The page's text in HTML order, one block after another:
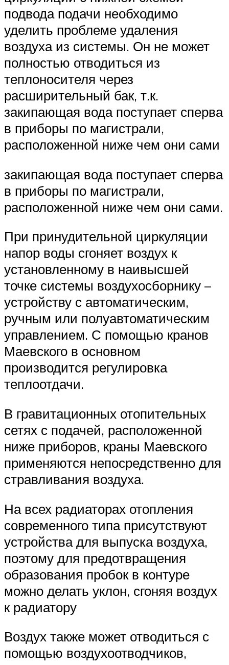
подвода подачи необходимо
уделить проблеме удаления
воздуха из системы. Он не может
полностью отводиться из
теплоносителя через
расширительный бак, т.к.
закипающая вода поступает сперва
в приборы по магистрали,
расположенной ниже чем они сами
закипающая вода поступает сперва
в приборы по магистрали,
расположенной ниже чем они сами.
При принудительной циркуляции
напор воды сгоняет воздух к
установленному в наивысшей
точке системы воздухосборнику –
устройству с автоматическим,
ручным или полуавтоматическим
управлением. С помощью кранов
Маевского в основном
производится регулировка
теплоотдачи.
В гравитационных отопительных
сетях с подачей, расположенной
ниже приборов, краны Маевского
применяются непосредственно для
стравливания воздуха.
На всех радиаторах отопления
современного типа присутствуют
устройства для выпуска воздуха,
поэтому для предотвращения
образования пробок в контуре
можно делать уклон, сгоняя воздух
к радиатору
Воздух также может отводиться с
помощью воздухоотводчиков,